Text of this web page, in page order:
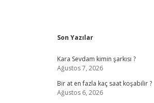
Sidebar
Son Yazılar
Kara Sevdam kimin şarkısı ?
Ağustos 7, 2026
Bir at en fazla kaç saat koşabilir ?
Ağustos 6, 2026